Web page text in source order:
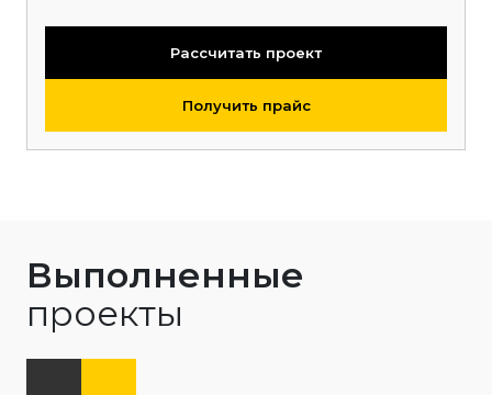
Рассчитать проект
Получить прайс
Выполненные
проекты